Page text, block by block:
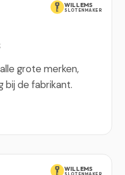
WILLEMS
SLOTENMAKER
grote merken,
bij de fabrikant.
WILLEMS
SLOTENMAKER